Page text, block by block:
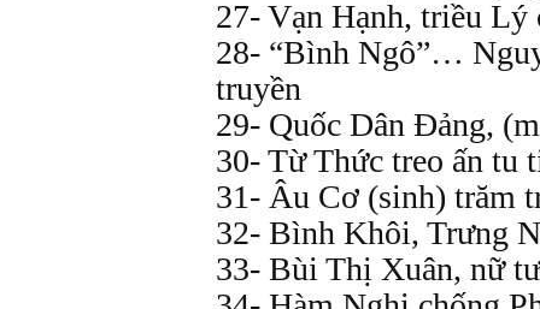
27- Vạn Hạnh, triều Lý
28- “Bình Ngô”…
truyền
29- Quốc Dân Đảng,
30- Từ Thức treo ấn tu
31- Âu Cơ (sinh) trăm
32- Bình Khôi, Trưng
33- Bùi Thị Xuân, nữ